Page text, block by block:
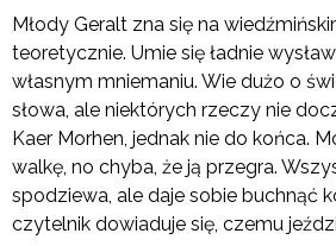
Młody Geralt zna się na
teoretycznie. Umie się ładnie
własnym mniemaniu. Wie dużo o
słowa, ale niektórych rzeczy nie
Kaer Morhen, jednak nie do końca.
walkę, no chyba, że ją przegra.
spodziewa, ale daje sobie buchnąć
czytelnik dowiaduje się, czemu